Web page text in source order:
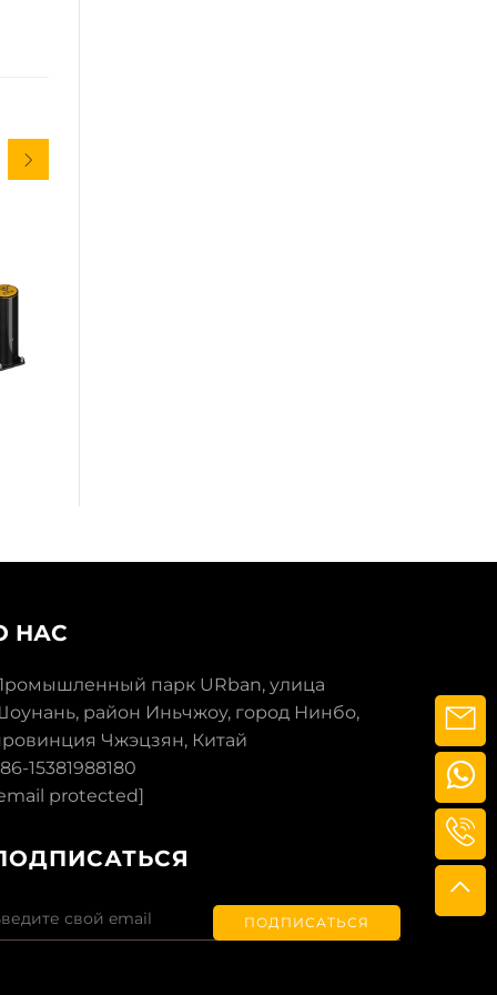
НАС
парк URban, улица
район Иньчжоу, город Нинбо,
Чжэцзян, Китай
15381988180
protected]
ПОДПИСАТЬСЯ